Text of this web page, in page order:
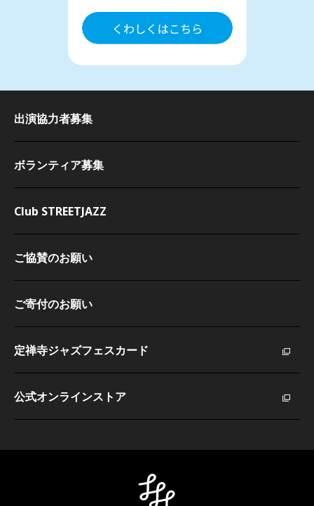
出演協力者募集
ボランティア募集
Club STREETJAZZ
ご協賛のお願い
ご寄付のお願い
定禅寺ジャズフェスカード
公式オンラインストア